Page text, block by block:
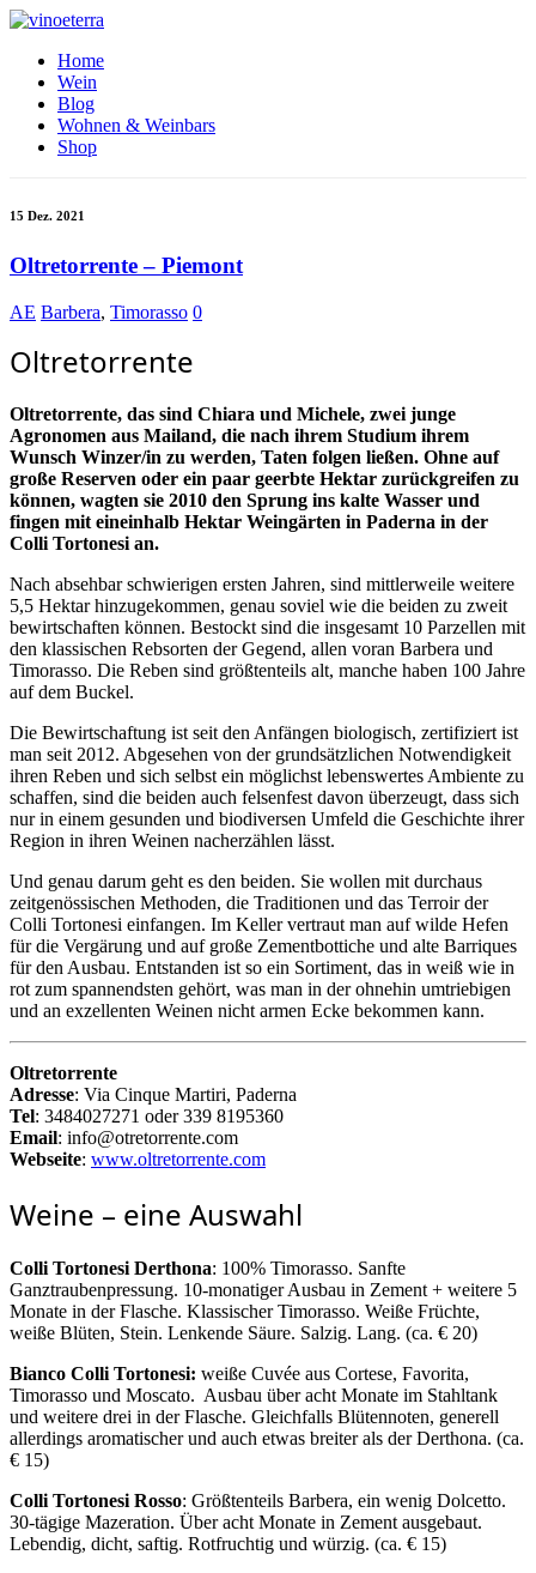
Home
Wein
Blog
Wohnen & Weinbars
Shop
15 Dez. 2021
Oltretorrente – Piemont
AE Barbera, Timorasso 0
Oltretorrente
Oltretorrente, das sind Chiara und Michele, zwei junge
Agronomen aus Mailand, die nach ihrem Studium ihrem
Wunsch Winzer/in zu werden, Taten folgen ließen. Ohne auf
große Reserven oder ein paar geerbte Hektar zurückgreifen zu
können, wagten sie 2010 den Sprung ins kalte Wasser und
fingen mit eineinhalb Hektar Weingärten in Paderna in der
Colli Tortonesi an.
Nach absehbar schwierigen ersten Jahren, sind mittlerweile weitere
5,5 Hektar hinzugekommen, genau soviel wie die beiden zu zweit
bewirtschaften können. Bestockt sind die insgesamt 10 Parzellen mit
den klassischen Rebsorten der Gegend, allen voran Barbera und
Timorasso. Die Reben sind größtenteils alt, manche haben 100 Jahre
auf dem Buckel.
Die Bewirtschaftung ist seit den Anfängen biologisch, zertifiziert ist
man seit 2012. Abgesehen von der grundsätzlichen Notwendigkeit
ihren Reben und sich selbst ein möglichst lebenswertes Ambiente zu
schaffen, sind die beiden auch felsenfest davon überzeugt, dass sich
nur in einem gesunden und biodiversen Umfeld die Geschichte ihrer
Region in ihren Weinen nacherzählen lässt.
Und genau darum geht es den beiden. Sie wollen mit durchaus
zeitgenössischen Methoden, die Traditionen und das Terroir der
Colli Tortonesi einfangen. Im Keller vertraut man auf wilde Hefen
für die Vergärung und auf große Zementbottiche und alte Barriques
für den Ausbau. Entstanden ist so ein Sortiment, das in weiß wie in
rot zum spannendsten gehört, was man in der ohnehin umtriebigen
und an exzellenten Weinen nicht armen Ecke bekommen kann.
Oltretorrente
Adresse: Via Cinque Martiri, Paderna
Tel: 3484027271 oder 339 8195360
Email: info@otretorrente.com
Webseite: www.oltretorrente.com
Weine – eine Auswahl
Colli Tortonesi Derthona: 100% Timorasso. Sanfte
Ganztraubenpressung. 10-monatiger Ausbau in Zement + weitere 5
Monate in der Flasche. Klassischer Timorasso. Weiße Früchte,
weiße Blüten, Stein. Lenkende Säure. Salzig. Lang. (ca. € 20)
Bianco Colli Tortonesi: weiße Cuvée aus Cortese, Favorita,
Timorasso und Moscato. Ausbau über acht Monate im Stahltank
und weitere drei in der Flasche. Gleichfalls Blütennoten, generell
allerdings aromatischer und auch etwas breiter als der Derthona. (ca.
€ 15)
Colli Tortonesi Rosso: Größtenteils Barbera, ein wenig Dolcetto.
30-tägige Mazeration. Über acht Monate in Zement ausgebaut.
Lebendig, dicht, saftig. Rotfruchtig und würzig. (ca. € 15)